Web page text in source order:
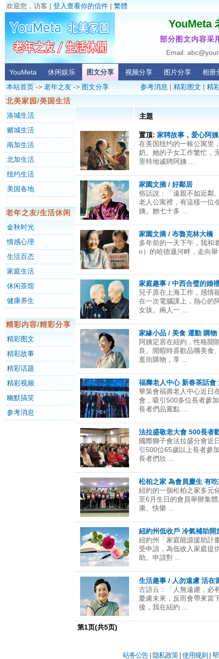
欢迎您，访客 | 登入查看你的信件 | 繁體
YouMeta
部分图文内容采
Email:
YouMeta 休闲娱乐 图文分享 视频分享 图片分享
相册
本站首页 -> 老年之友 -> 图文分享 参考消息 | 精彩图文 | 精
北美家园/美国生活
洛城生活
赌城生活
南加生活
北加生活
纽约生活
美国各地
老年之友/生活休闲
金秋时光
情感心理
生活百态
家庭生活
休闲茶馆
健康养生
精彩内容/精彩分享
精彩图文
精彩故事
精彩话题
精彩视频
幽默搞笑
参考消息
主題
置顶: 家聘故事，爱心阿
在美国纽约的一栋公寓里
奶。她的子女工作繁忙，
里特地诚聘阿姨 ...
家園文摘 / 好鄰居
俗話說：「遠親不如近鄰
老人公寓裡，有這樣一
姨。她七十多 ...
家園文摘 / 布魯克林大橋
多年前的一天下午，我和
n）的哈德遜河畔，走向
家庭趣事 / 中西合璧的婚
兒子原在上海工作，感情
在一次電腦課上，熱心的
女孩。兩人一 ...
家緣小品 / 美食 運動 購物
阿姨定居在紐約，性格開
良。閒暇時喜歡品嚐美食
逛街購物，享 ...
福壽老人中心 新春茶話會
華策會福壽老人中心近日
會，吸引500多位長者參
長者們品嘗點 ...
法拉盛敬老大會 500長者
國際獅子會法拉盛分會近
引500位65歲以上長者參
長者們欣 ...
松柏之家 為會員慶生 有
紐約的一個松柏之家多元
至6月生日的會員舉辦集
康、快樂 ...
紐約州低收戶 冷氣補助開
紐約州「家庭能源援助計
受申請，為低收入家庭提
助。申請對 ...
生活趣事 / 人勿遠慮 活在
古語云：「人無遠慮，必
憂慮未來，反而會帶來當
後，我在紐約 ...
第1页(共5页)
站务公告| 隐私政策|使用规则 |